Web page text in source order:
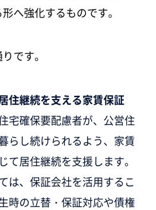
へ強化するものです。
です。
住継続を支える家賃保証
宅確保要配慮者が、公営住
らし続けられるよう、家賃
て居住継続を支援します。
は、保証会社を活用するこ
時の立替・保証対応や債権